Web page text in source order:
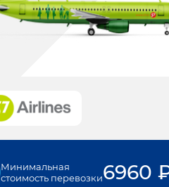
Минимальная
стоимость перевозки6960